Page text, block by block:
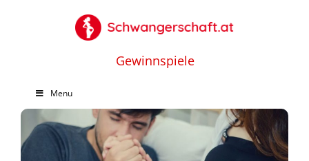
Gewinnspiele
Menu